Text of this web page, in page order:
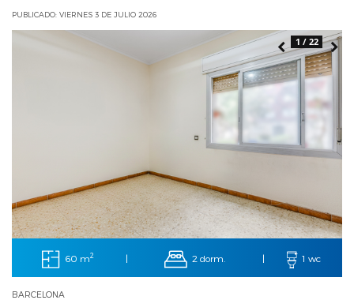
PUBLICADO: VIERNES 3 DE JULIO 2026
1 / 22
60 m2 | 2 dorm. | 1 wc
BARCELONA